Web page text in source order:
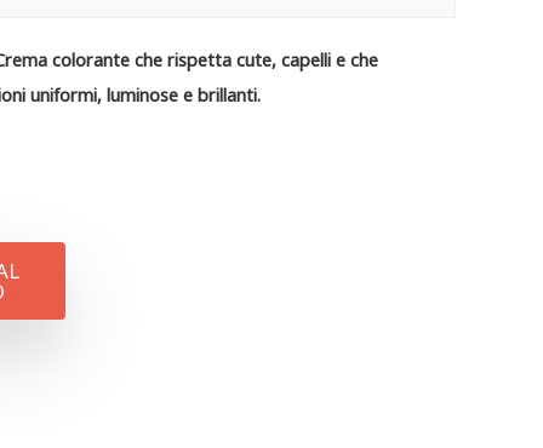
colorante che rispetta cute, capelli e che
uniformi, luminose e brillanti.